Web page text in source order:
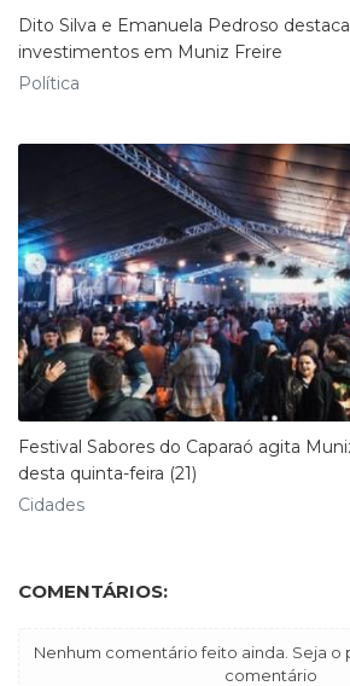
Dito Silva e Emanuela Pedroso
investimentos em Muniz Freire
Política
Festival Sabores do Caparaó agita
desta quinta-feira (21)
Cidades
COMENTÁRIOS:
Nenhum comentário feito ainda. Seja o
comentário